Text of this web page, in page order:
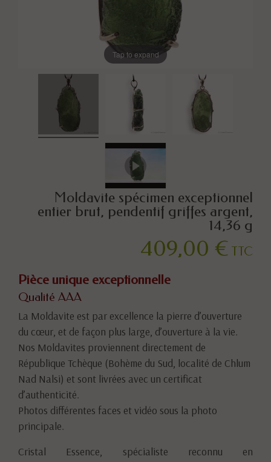
Tap to expand
Moldavite spécimen exceptionnel
entier brut, pendentif griffes argent,
14,36 g
409,00 € TTC
Pièce unique exceptionnelle
Qualité AAA
La Moldavite est par excellence la pierre d’ouverture
du cœur, et de façon plus large, d’ouverture à la vie.
Nos Moldavites proviennent directement de
République Tchèque (Bohème du Sud, localité de Chlum
Nad Nalsi) et sont livrées avec un certificat
d’authenticité.
Photos différentes faces et vidéo sous la photo
principale.
Cristal Essence, spécialiste reconnu en